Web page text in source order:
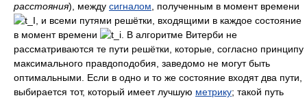
расстояния), между сигналом , полученным в момент времени
, и всеми путями решётки, входящими в каждое состояние
в момент времени
. В алгоритме Витерби не
рассматриваются те пути решётки, которые, согласно принципу
максимального правдоподобия, заведомо не могут быть
оптимальными. Если в одно и то же состояние входят два пути,
выбирается тот, который имеет лучшую метрику; такой путь